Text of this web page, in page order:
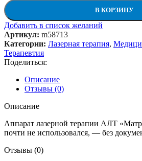
В КОРЗИНУ
Добавить в список желаний
Артикул: m58713
Категории: Лазерная терапия,
Терапевтия
Поделиться:
Описание
Отзывы (0)
Описание
Аппарат лазерной терапии АЛТ
почти не использовался, — без
Отзывы (0)